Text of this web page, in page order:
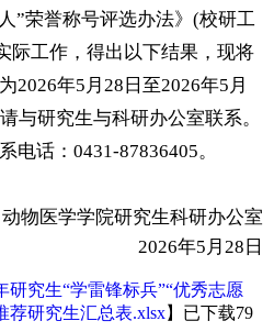
”荣誉称号评选办法》(校研工
际工作，得出以下结果，现将
2026年5月28 日至2026年5月
与研究生与科研办公室联系。
电话： 0431-87836405。
动物医学学院研究生科研办公室
2026年5 月28 日
研究生“学雷锋标兵”“优秀志愿
荐研究生汇总表.xlsx】已下载79